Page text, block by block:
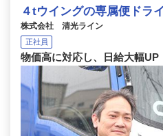
４tウイングの専属便ドラ
株式会社 清光ライン
正社員
物価高に対応し、日給大幅UP